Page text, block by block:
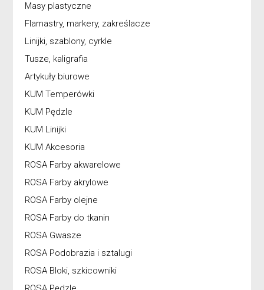
Masy plastyczne
Flamastry, markery, zakreślacze
Linijki, szablony, cyrkle
Tusze, kaligrafia
Artykuły biurowe
KUM Temperówki
KUM Pędzle
KUM Linijki
KUM Akcesoria
ROSA Farby akwarelowe
ROSA Farby akrylowe
ROSA Farby olejne
ROSA Farby do tkanin
ROSA Gwasze
ROSA Podobrazia i sztalugi
ROSA Bloki, szkicowniki